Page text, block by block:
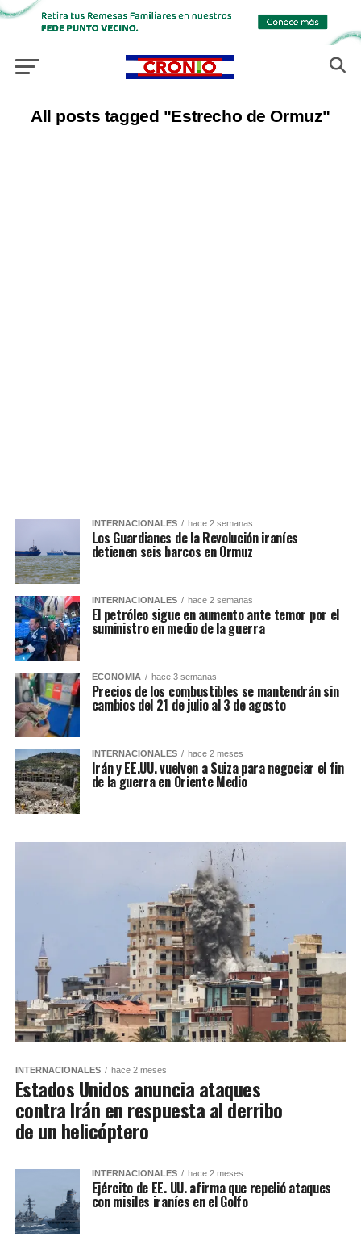
All posts tagged "Estrecho de Ormuz"
INTERNACIONALES hace 2 semanas
Los Guardianes de la Revolución iraníes
detienen seis barcos en Ormuz
INTERNACIONALES hace 2 semanas
El petróleo sigue en aumento ante temor por el
suministro en medio de la guerra
ECONOMIA hace 3 semanas
Precios de los combustibles se mantendrán sin
cambios del 21 de julio al 3 de agosto
INTERNACIONALES hace 2 meses
Irán y EE.UU. vuelven a Suiza para negociar el fin
de la guerra en Oriente Medio
INTERNACIONALES hace 2 meses
Estados Unidos anuncia ataques
contra Irán en respuesta al derribo
de un helicóptero
INTERNACIONALES hace 2 meses
Ejército de EE. UU. afirma que repelió ataques
con misiles iraníes en el Golfo